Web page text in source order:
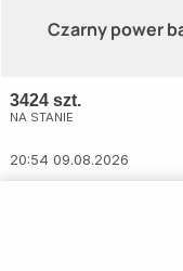
Czarny power
3424 szt.
NA STANIE
20:54 09.08.2026